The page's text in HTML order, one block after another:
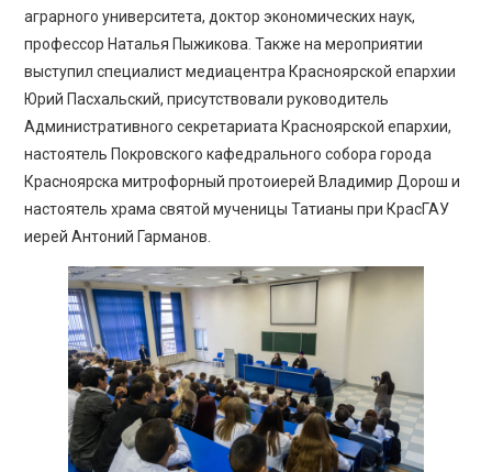
аграрного университета, доктор экономических наук,
профессор Наталья Пыжикова. Также на мероприятии
выступил специалист медиацентра Красноярской епархии
Юрий Пасхальский, присутствовали руководитель
Административного секретариата Красноярской епархии,
настоятель Покровского кафедрального собора города
Красноярска митрофорный протоиерей Владимир Дорош и
настоятель храма святой мученицы Татианы при КрасГАУ
иерей Антоний Гарманов.